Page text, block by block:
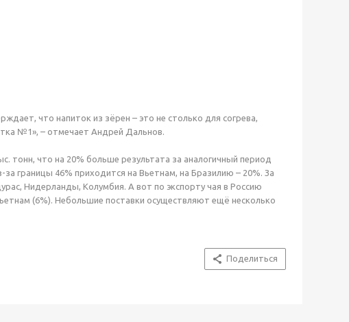
что напиток из зёрен – это не столько для согрева,
№1», – отмечает Андрей Дальнов.
тонн, что на 20% больше результата за аналогичный период
границы 46% приходится на Вьетнам, на Бразилию – 20%. За
Нидерланды, Колумбия. А вот по экспорту чая в Россию
(6%). Небольшие поставки осуществляют ещё несколько
Поделиться